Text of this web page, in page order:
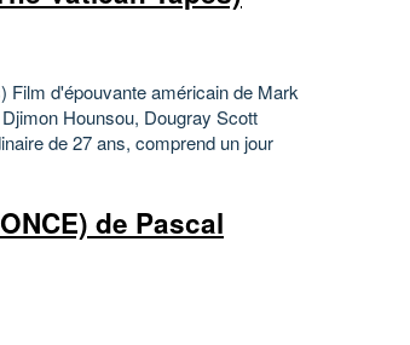
Film d'épouvante américain de Mark
Hounsou, Dougray Scott
de 27 ans, comprend un jour
de Pascal